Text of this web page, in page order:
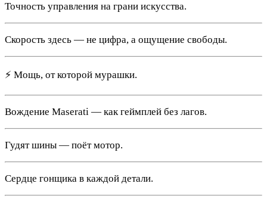
Точность управления на грани искусства.
Скорость здесь — не цифра, а ощущение свободы.
⚡ Мощь, от которой мурашки.
Вождение Maserati — как геймплей без лагов.
Гудят шины — поёт мотор.
Сердце гонщика в каждой детали.